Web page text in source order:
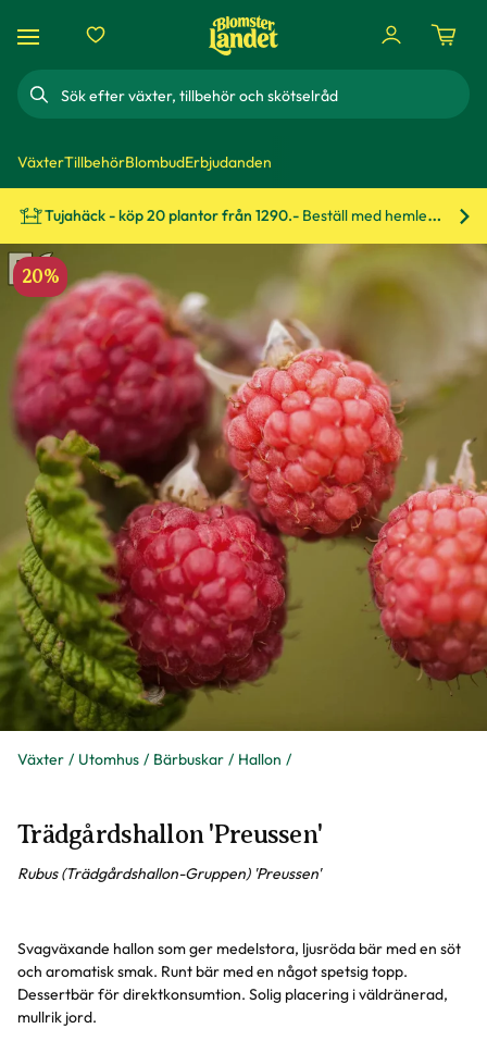
Sök
VäxterTillbehörBlombudErbjudanden
Tujahäck - köp 20 plantor från 1290.- Beställ med hemleverans!
Växter Utomhus Bärbuskar Hallon
20%
Trädgårdshallon 'Preussen'
Rubus (Trädgårdshallon-Gruppen) 'Preussen'
Svagväxande hallon som ger medelstora, ljusröda bär med en söt
och aromatisk smak. Runt bär med en något spetsig topp.
Dessertbär för direktkonsumtion. Solig placering i väldränerad,
mullrik jord.